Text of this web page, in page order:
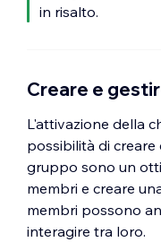
in risalto.
Creare e
L'attivazione della
possibilità di
gruppo sono un
membri e creare
membri possono
interagire tra loro.